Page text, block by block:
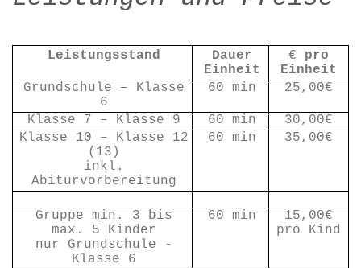
Leistungsstand
Dauer
Einheit
€ pro
Einheit
Grundschule – Klasse
6
60 min 25,00€
Klasse 7 – Klasse 9 60 min
30,00€
Klasse 10 – Klasse 12
(13)
inkl.
Abiturvorbereitung
60 min 35,00€
Gruppe min. 3 bis
max. 5 Kinder
nur Grundschule -
Klasse 6
60 min
15,00€
pro Kind